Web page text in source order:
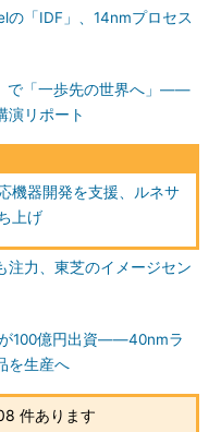
の「IDF」、14nmプロセス
で「一歩先の世界へ」――
演リポート
機器開発を支援、ルネサ
上げ
注力、東芝のイメージセン
100億円出資――40nmラ
を生産へ
件あります